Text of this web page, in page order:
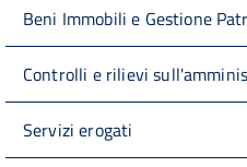
Beni Immobili e Gestione
Controlli e rilievi
Servizi erogati